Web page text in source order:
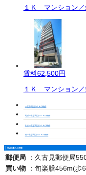
１Ｋ マンション／
賃料62,500円
１Ｋ マンション／
一宮市周辺の１Ｋの物件
尾張一宮駅周辺の１Ｋの物件
名鉄一宮駅周辺の１Ｋの物件
西一宮駅周辺の１Ｋの物件
周辺の暮らし情報
郵便局 ： 久古見郵便局
買い物
： 旬楽膳456m(歩